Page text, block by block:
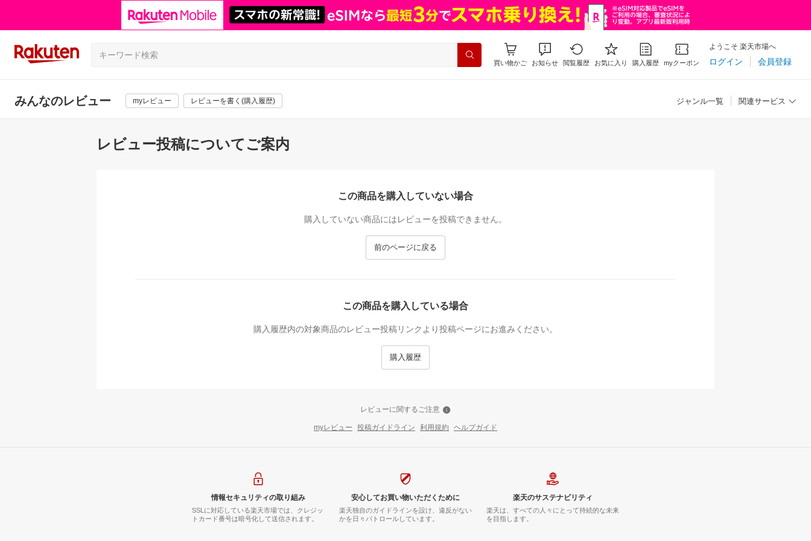
買い物かご お知らせ 閲覧履歴 お気に入り 購入履歴 myクーポン
ようこそ 楽天市場へ
ログイン 会員登録
みんなのレビュー myレビュー レビューを書く(購入履歴) ジャンル一覧 関連サービス
レビュー投稿についてご案内
この商品を購入していない場合
購入していない商品にはレビューを投稿できません。
前のページに戻る
この商品を購入している場合
購入履歴内の対象商品のレビュー投稿リンクより投稿ページにお進みください。
購入履歴
レビューに関するご注意
myレビュー 投稿ガイドライン 利用規約 ヘルプガイド
情報セキュリティの取り組み
SSLに対応している楽天市場では、クレジッ
トカード番号は暗号化して送信されます。
安心してお買い物いただくために
楽天独自のガイドラインを設け、違反がない
かを日々パトロールしています。
楽天のサステナビリティ
楽天は、すべての人々にとって持続的な未来
を目指します。